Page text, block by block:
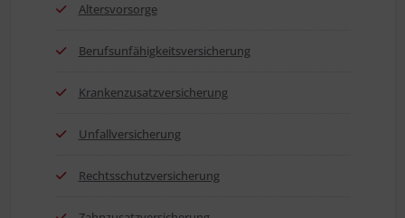
Alters­vor­sor­ge
Berufs­un­fä­hig­keits­ver­si­che­rung
Kran­ken­zu­satz­ver­si­che­rung
Unfall­ver­si­che­rung
Rechts­schutz­ver­si­che­rung